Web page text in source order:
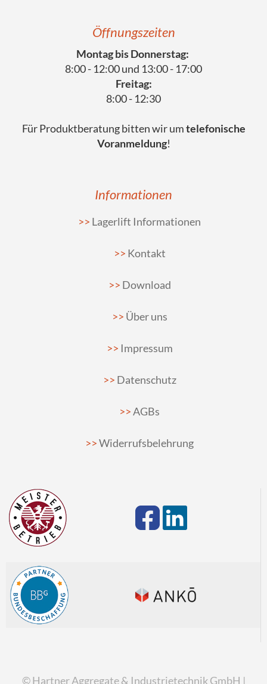
Öffnungszeiten
Montag bis Donnerstag:
8:00 - 12:00 und 13:00 - 17:00
Freitag:
8:00 - 12:30
Für Produktberatung bitten wir umtelefonische
Voranmeldung!
Informationen
Lagerlift Informationen
Kontakt
Download
Über uns
Impressum
Datenschutz
AGBs
Widerrufsbelehrung
© Hartner Aggregate & Industrietechnik GmbH |